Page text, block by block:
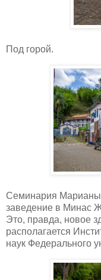
Под горой.
Семинария Марианы
заведение в Минас
Это, правда, новое
располагается
наук Федерального